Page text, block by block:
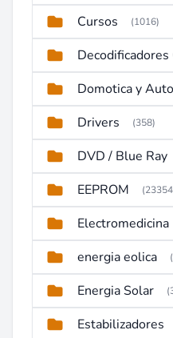
Cursos (1016)
Decodificadores
Domotica y
Drivers (358)
DVD / Blue Ray
EEPROM
Electromedicina
energia eolica
Energia Solar
Estabilizadores